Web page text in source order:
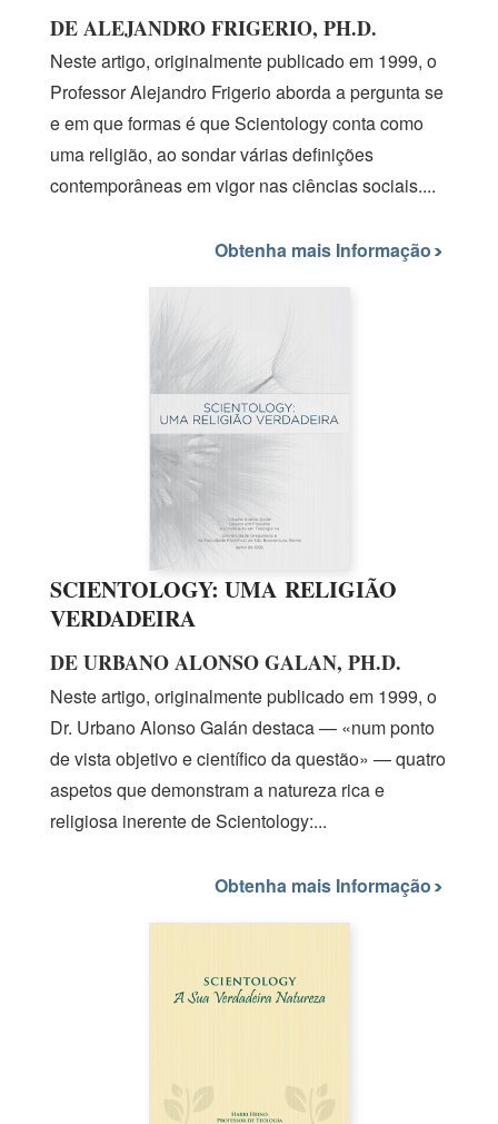
DE ALEJANDRO FRIGERIO, PH.D.
Neste artigo, originalmente publicadoem 1999, o
Professor Alejandro Frigerio aborda a pergunta se
e em que formas é que Scientology conta como
uma religião, ao sondar várias definições
contemporâneas em vigor nas ciências sociais....
Obtenha mais Informação
SCIENTOLOGY: UMA RELIGIÃO
VERDADEIRA
DE URBANO ALONSO GALAN, PH.D.
Neste artigo, originalmente publicadoem 1999, o
Dr. UrbanoAlonso Galán destaca — «num ponto
de vista objetivo e científico da questão» — quatro
aspetos que demonstram a natureza rica e
religiosa inerente de Scientology:...
Obtenha mais Informação